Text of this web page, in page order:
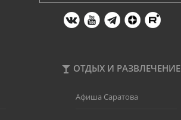
ОТДЫХ И РАЗВЛЕЧЕНИЕ
Афиша Саратова